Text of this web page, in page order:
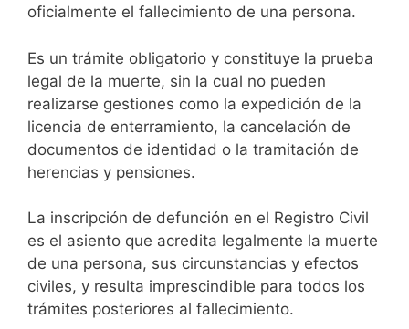
oficialmente el fallecimiento de una persona.
Es un trámite obligatorio y constituye la prueba
legal de la muerte, sin la cual no pueden
realizarse gestiones como la expedición de la
licencia de enterramiento, la cancelación de
documentos de identidad o la tramitación de
herencias y pensiones.
La inscripción de defunción en el Registro Civil
es el asiento que acredita legalmente la muerte
de una persona, sus circunstancias y efectos
civiles, y resulta imprescindible para todos los
trámites posteriores al fallecimiento.